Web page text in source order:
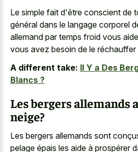
Le simple fait d'être conscient de
général dans le langage corporel
allemand par temps froid vous
vous avez besoin de le réchauffer
A different take: Il Y a Des
Blancs ?
Les bergers allemands
neige?
Les bergers allemands sont
pelage épais les aide à prospérer